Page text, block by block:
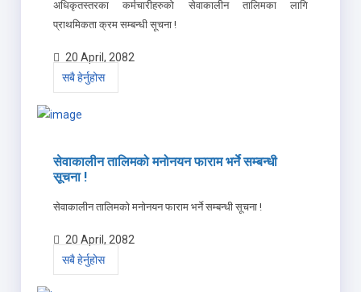
अधिकृतस्तरका कर्मचारीहरुको सेवाकालीन तालिमका लागि
प्राथमिकता क्रम सम्बन्धी सूचना !
20 April, 2082
सबै हेर्नुहोस
सेवाकालीन तालिमको मनोनयन फाराम भर्ने सम्बन्धी
सूचना !
सेवाकालीन तालिमको मनोनयन फाराम भर्ने सम्बन्धी सूचना !
20 April, 2082
सबै हेर्नुहोस